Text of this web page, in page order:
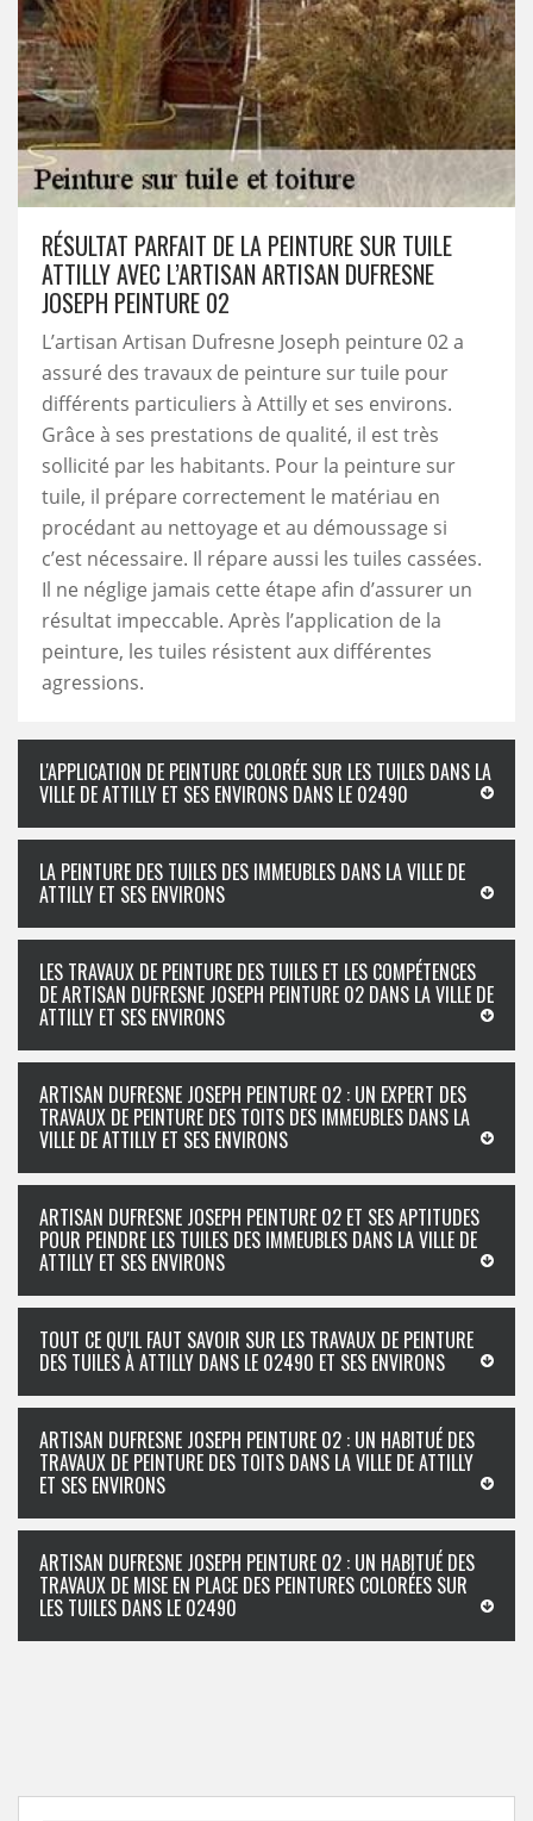
RÉSULTAT PARFAIT DE LA PEINTURE SUR TUILE
ATTILLY AVEC L’ARTISAN ARTISAN DUFRESNE
JOSEPH PEINTURE 02
L’artisan Artisan Dufresne Joseph peinture 02 a
assuré des travaux de peinture sur tuile pour
différents particuliers à Attilly et ses environs.
Grâce à ses prestations de qualité, il est très
sollicité par les habitants. Pour la peinture sur
tuile, il prépare correctement le matériau en
procédant au nettoyage et au démoussage si
c’est nécessaire. Il répare aussi les tuiles cassées.
Il ne néglige jamais cette étape afin d’assurer un
résultat impeccable. Après l’application de la
peinture, les tuiles résistent aux différentes
agressions.
L'APPLICATION DE PEINTURE COLORÉE SUR LES TUILES DANS LA
VILLE DE ATTILLY ET SES ENVIRONS DANS LE 02490
LA PEINTURE DES TUILES DES IMMEUBLES DANS LA VILLE DE
ATTILLY ET SES ENVIRONS
LES TRAVAUX DE PEINTURE DES TUILES ET LES COMPÉTENCES
DE ARTISAN DUFRESNE JOSEPH PEINTURE 02 DANS LA VILLE DE
ATTILLY ET SES ENVIRONS
ARTISAN DUFRESNE JOSEPH PEINTURE 02 : UN EXPERT DES
TRAVAUX DE PEINTURE DES TOITS DES IMMEUBLES DANS LA
VILLE DE ATTILLY ET SES ENVIRONS
ARTISAN DUFRESNE JOSEPH PEINTURE 02 ET SES APTITUDES
POUR PEINDRE LES TUILES DES IMMEUBLES DANS LA VILLE DE
ATTILLY ET SES ENVIRONS
TOUT CE QU'IL FAUT SAVOIR SUR LES TRAVAUX DE PEINTURE
DES TUILES À ATTILLY DANS LE 02490 ET SES ENVIRONS
ARTISAN DUFRESNE JOSEPH PEINTURE 02 : UN HABITUÉ DES
TRAVAUX DE PEINTURE DES TOITS DANS LA VILLE DE ATTILLY
ET SES ENVIRONS
ARTISAN DUFRESNE JOSEPH PEINTURE 02 : UN HABITUÉ DES
TRAVAUX DE MISE EN PLACE DES PEINTURES COLORÉES SUR
LES TUILES DANS LE 02490